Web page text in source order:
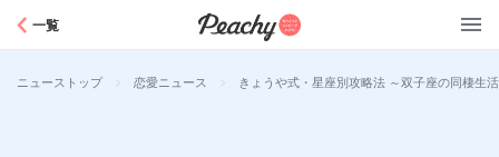
一覧
ニューストップ > 恋愛ニュース > きょうや式・星座別攻略法 ～双子座の同棲生